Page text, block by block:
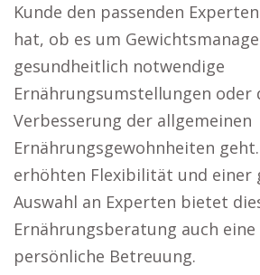
Kunde den passenden
hat, ob es um
gesundheitlich notwendige
Ernährungsumstellungen oder
Verbesserung der allgemeinen
Ernährungsgewohnheiten
erhöhten Flexibilität und einer
Auswahl an Experten bietet
Ernährungsberatung auch
persönliche Betreuung.